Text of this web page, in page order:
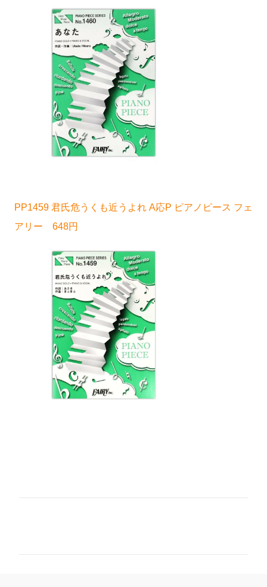
PP1459 君氏危うくも近うよれ A応P ピアノピース フェ
アリー 648円